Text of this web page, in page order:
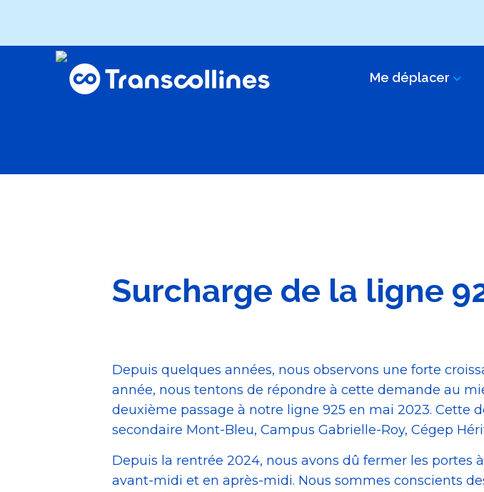
Me déplacer
Surcharge de la ligne
Depuis quelques années, nous observons une forte
année, nous tentons de répondre à cette demande au
deuxième passage à notre ligne 925 en mai 2023. Cette
secondaire Mont-Bleu, Campus Gabrielle-Roy, Cégep
Depuis la rentrée 2024, nous avons dû fermer les portes
avant-midi et en après-midi. Nous sommes conscients